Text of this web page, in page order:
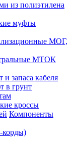
из полиэтилена
муфты
МОГ,
МТОК
и запаса кабеля
в грунт
кроссы
Компоненты
корды)